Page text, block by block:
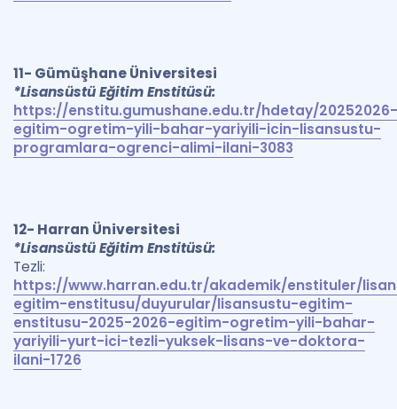
11- Gümüşhane Üniversitesi
*Lisansüstü Eğitim Enstitüsü:
https://enstitu.gumushane.edu.tr/hdetay/20252026-
egitim-ogretim-yili-bahar-yariyili-icin-lisansustu-
programlara-ogrenci-alimi-ilani-3083
12- Harran Üniversitesi
*Lisansüstü Eğitim Enstitüsü:
Tezli:
https://www.harran.edu.tr/akademik/enstituler/
egitim-enstitusu/duyurular/lisansustu-egitim-
enstitusu-2025-2026-egitim-ogretim-yili-bahar-
yariyili-yurt-ici-tezli-yuksek-lisans-ve-doktora-
ilani-1726